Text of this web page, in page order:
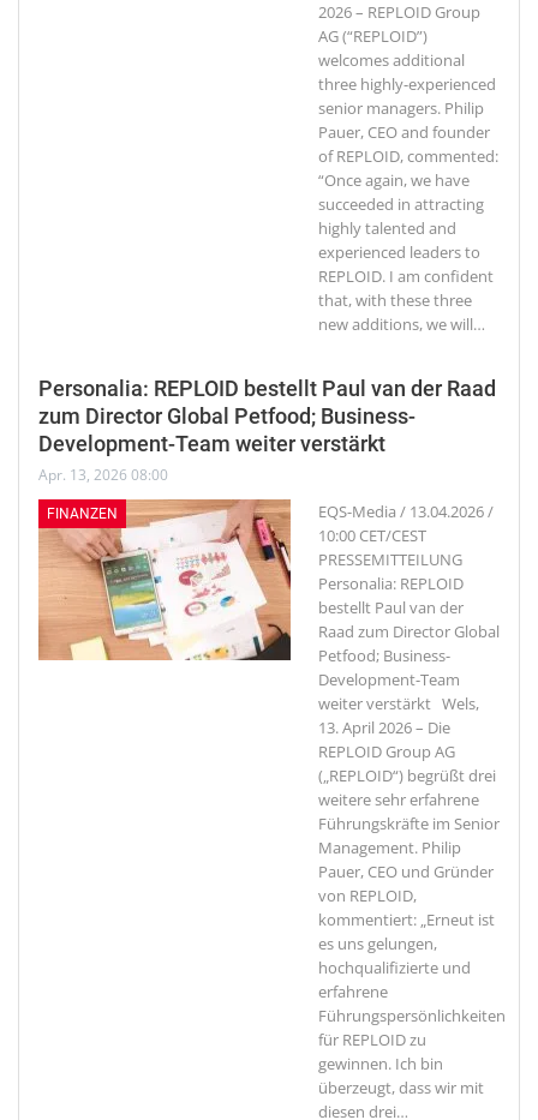
2026 – REPLOID Group
AG (“REPLOID”)
welcomes additional
three highly-experienced
senior managers. Philip
Pauer, CEO and founder
of REPLOID, commented:
“Once again, we have
succeeded in attracting
highly talented and
experienced leaders to
REPLOID. I am confident
that, with these three
new additions, we will…
Personalia: REPLOID bestellt Paul van der Raad
zum Director Global Petfood; Business-
Development-Team weiter verstärkt
Apr. 13, 2026 08:00
FINANZEN
EQS-Media / 13.04.2026 /
10:00 CET/CEST
PRESSEMITTEILUNG
Personalia: REPLOID
bestellt Paul van der
Raad zum Director Global
Petfood; Business-
Development-Team
weiter verstärkt Wels,
13. April 2026 – Die
REPLOID Group AG
(„REPLOID“) begrüßt drei
weitere sehr erfahrene
Führungskräfte im Senior
Management. Philip
Pauer, CEO und Gründer
von REPLOID,
kommentiert: „Erneut ist
es uns gelungen,
hochqualifizierte und
erfahrene
Führungspersönlichkeiten
für REPLOID zu
gewinnen. Ich bin
überzeugt, dass wir mit
diesen drei…